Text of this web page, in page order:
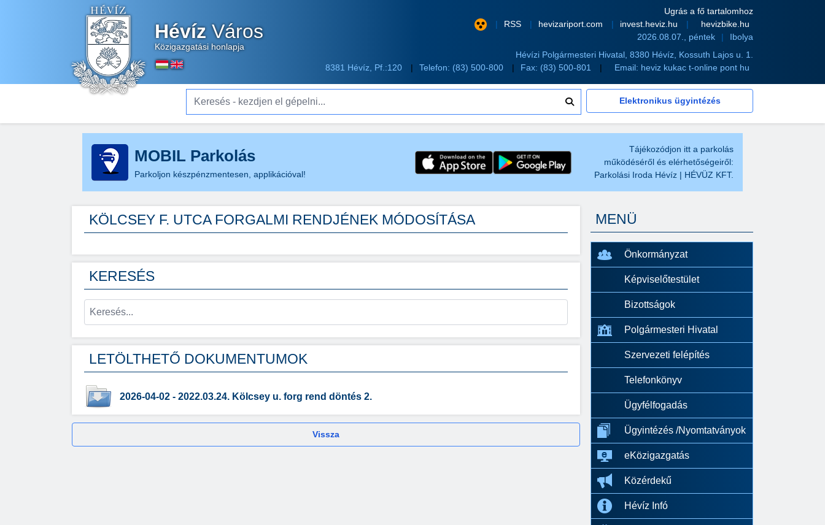
HévízVáros
Közigazgatási honlapja
Ugrás a fő tartalomhoz
RSS
hevizariport.com invest.heviz.hu
hevizbike.hu
2026.08.07., péntek
Ibolya
Hévízi Polgármesteri Hivatal, 8380 Hévíz, Kossuth Lajos u. 1.
8381 Hévíz, Pf.:120
Telefon: (83) 500-800 Fax: (83) 500-801 Email: heviz kukac t-online pont hu
Keresés - kezdjen el gépelni...
Elektronikus ügyintézés
MOBIL Parkolás
Parkoljon készpénzmentesen, applikációval!
Tájékozódjon itt a parkolás
működéséről és elérhetőségeiről:
Parkolási Iroda Hévíz | HÉVÜZ KFT.
KÖLCSEY F. UTCA FORGALMI RENDJÉNEK MÓDOSÍTÁSA
KERESÉS
LETÖLTHETŐ DOKUMENTUMOK
2026-04-02 - 2022.03.24. Kölcsey u. forg rend döntés 2.
Vissza
MENÜ
Önkormányzat
Képviselőtestület
Bizottságok
Polgármesteri Hivatal
Szervezeti felépítés
Telefonkönyv
Ügyfélfogadás
Ügyintézés /Nyomtatványok
eKözigazgatás
Közérdekű
Hévíz Infó